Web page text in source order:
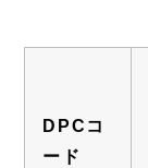
DPCコ
ード